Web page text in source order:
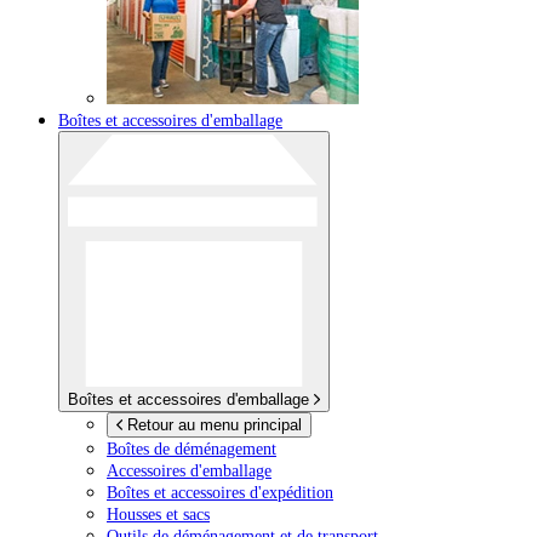
Boîtes et accessoires d'emballage
Boîtes et accessoires d'emballage
Retour au menu principal
Boîtes de déménagement
Accessoires d'emballage
Boîtes et accessoires d'expédition
Housses et sacs